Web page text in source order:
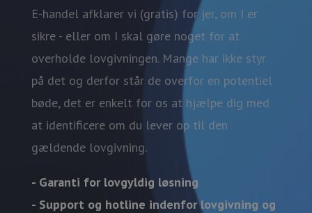
E-handel afklarer vi (gratis) for jer, om I er
sikre - eller om I skal gøre noget for at
overholde lovgivningen. Mange har ikke styr
på det og derfor står de overfor en potentiel
bøde, det er enkelt for os at hjælpe dig med
at identificere om du lever op til den
gældende lovgivning.
- Garanti for lovgyldig løsning
- Support og hotline indenfor lovgivning og